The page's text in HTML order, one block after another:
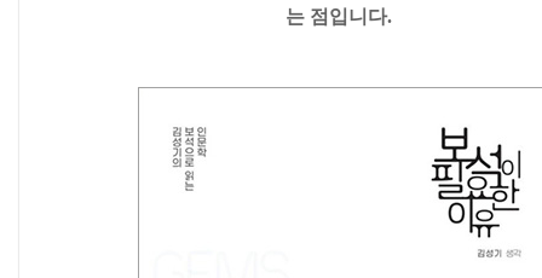
는 점입니다.